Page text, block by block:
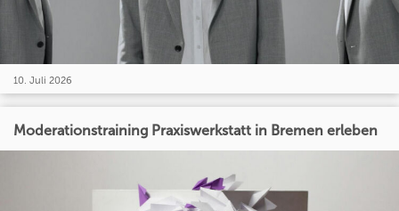
10. Juli 2026
Moderationstraining Praxiswerkstatt in Bremen erleben